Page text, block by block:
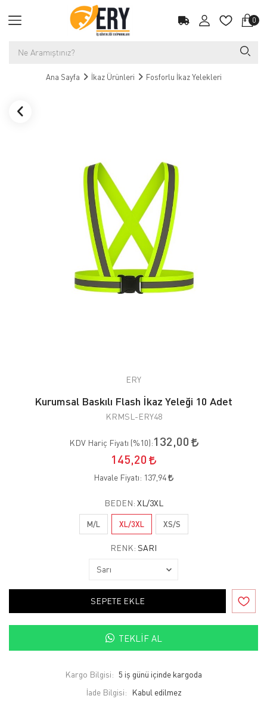
0
Ana Sayfa İkaz Ürünleri Fosforlu İkaz Yelekleri
ERY
Kurumsal Baskılı Flash İkaz Yeleği 10 Adet
KRMSL-ERY48
KDV Hariç Fiyatı (%10):132,00
145,20
Havale Fiyatı: 137,94
BEDEN: XL/3XL
M/L XL/3XL XS/S
RENK: SARI
SEPETE EKLE
TEKLIF AL
Kargo Bilgisi: 5 iş günü içinde kargoda
İade Bilgisi: